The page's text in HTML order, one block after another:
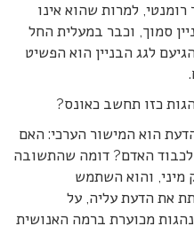
רומנטי, למרות שהוא אינו
סמוך, וכבר במעלית החל
לגג הבניין הוא הפשיט
כזו תחשב כאונס?
הוא המישור הערכי: האם
האדם? דומה שהתשובה
מיני, והוא השתמש
את הדעת עליה, על
מכוערת ברמה האנושית